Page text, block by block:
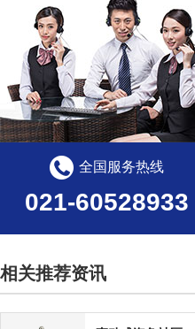
全国服务热线
021-60528933
相关推荐资讯